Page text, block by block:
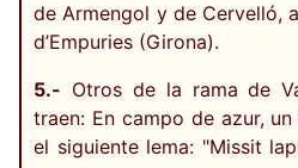
de Armengol y de Cervelló,
d’Empuries (Girona).
5.- Otros de la rama de
traen: En campo de azur,
el siguiente lema: "Missit